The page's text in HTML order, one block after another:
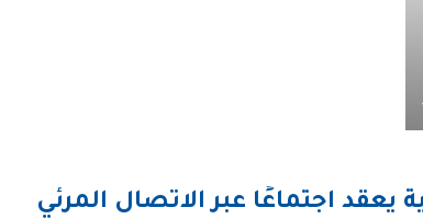
اجتماعًا عبر الاتصال المرئي